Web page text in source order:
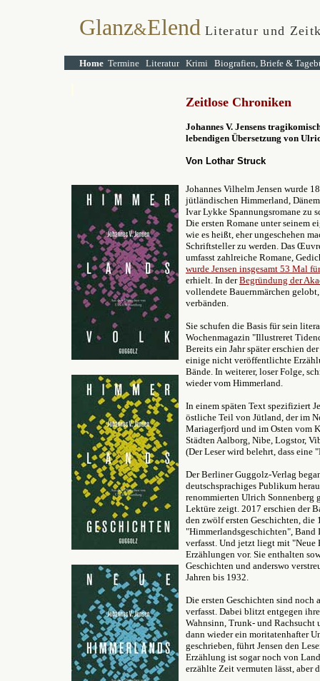
Glanz&Elend Literatur und
Home Termine Literatur Krimi Biografien, Briefe &
Zeitlose Chroniken
Johannes V. Jensens
lebendigen Übersetzung von
Von Lothar Struck
Johannes Vilhelm Jensen wurde
jütländischen Himmerland,
Ivar Lykke Spannungsromane zu
Die ersten Romane unter seinem
wie es heißt, eher ungeschehen
Schriftsteller zu werden. Das
umfasst zahlreiche Romane,
wurde Jensen insgesamt 53 Mal
erhielt. In derBegründung der
vollendete Bauernmärchen
verbänden.
Sie schufen die Basis für sein
Wochenmagazin "Illustreret
Bereits ein Jahr später erschien
einige nicht veröffentlichte
Bände. In weiterer, loser Folge,
wieder vom Himmerland.
In einem späten Text spezifiziert
östliche Teil von Jütland, der im
Mariagerfjord und im Osten vom
Städten Aalborg, Nibe, Logstor,
(Der Leser wird belehrt, dass eine
Der Berliner Guggolz-Verlag
deutschsprachiges Publikum
renommierten Ulrich Sonnenberg
Lektüre zeigt. 2017 erschien der
den zwölf ersten Geschichten,
"Himmerlandsgeschichten",
verfasst. Und jetzt liegt mit
Erzählungen vor. Sie enthalten
Geschichten und anderswo
Jahren bis 1932.
Die ersten Geschichten sind noch
verfasst. Dabei blitzt entgegen
Wahnsinn, Trunk- und
dann wieder ein moritatenhafter
geschrieben, führt Jensen den
Erzählung ist sogar noch von
erzählte Zeit vermuten lässt, aber